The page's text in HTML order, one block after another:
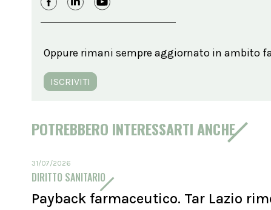
Oppure rimani sempre aggiornato in ambito
ISCRIVITI
POTREBBERO INTERESSARTI ANCHE
31/07/2026
DIRITTO SANITARIO
Payback farmaceutico. Tar Lazio